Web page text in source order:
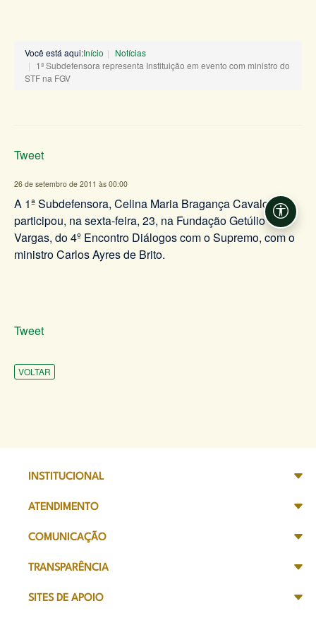
Você está aqui:Início
Notícias
1ª Subdefensora representa Instituição em evento com ministro do
STF na FGV
Tweet
26 de setembro de 2011 às 00:00
A 1ª Subdefensora, Celina Maria Bragança Cavalcanti,
participou, na sexta-feira, 23, na Fundação Getúlio
Vargas, do 4º Encontro Diálogos com o Supremo, com o
ministro Carlos Ayres de Brito.
Tweet
VOLTAR
INSTITUCIONAL
ATENDIMENTO
COMUNICAÇÃO
TRANSPARÊNCIA
SITES DE APOIO